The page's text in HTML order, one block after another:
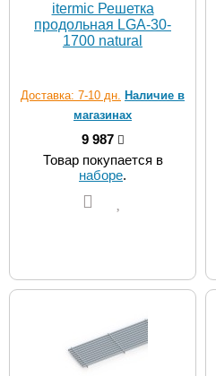
itermic Решетка
продольная LGA-30-
1700 natural
Доставка: 7-10 дн. Наличие в
магазинах
9 987
Товар покупается в
наборе.